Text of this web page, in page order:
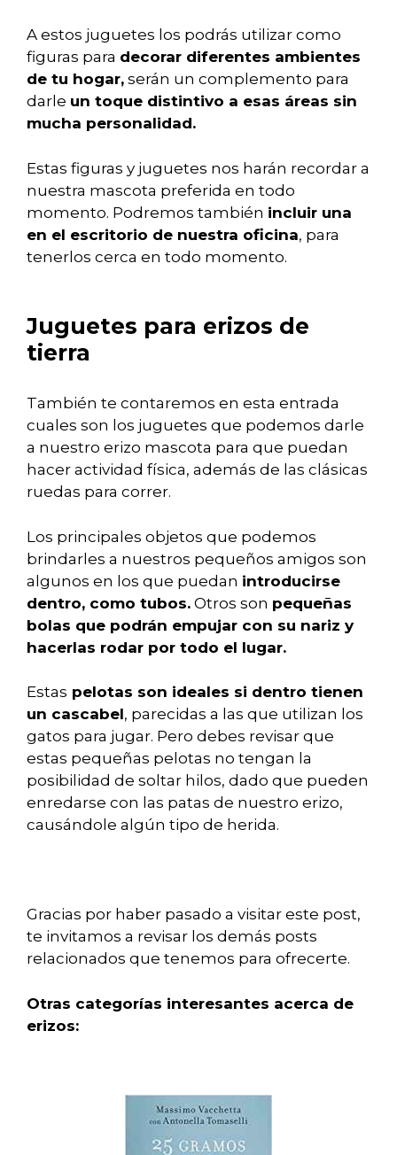
A estos juguetes los podrás utilizar como
figuras para decorar diferentes ambientes
de tu hogar, serán un complemento para
darle un toque distintivo a esas áreas sin
mucha personalidad.
Estas figuras y juguetes nos harán recordar a
nuestra mascota preferida en todo
momento. Podremos también incluir una
en el escritorio de nuestra oficina, para
tenerlos cerca en todo momento.
Juguetes para erizos de
tierra
También te contaremos en esta entrada
cuales son los juguetes que podemos darle
a nuestro erizo mascota para que puedan
hacer actividad física, además de las clásicas
ruedas para correr.
Los principales objetos que podemos
brindarles a nuestros pequeños amigos son
algunos en los que puedan introducirse
dentro, como tubos. Otros son pequeñas
bolas que podrán empujar con su nariz y
hacerlas rodar por todo el lugar.
Estas pelotas son ideales si dentro tienen
un cascabel, parecidas a las que utilizan los
gatos para jugar. Pero debes revisar que
estas pequeñas pelotas no tengan la
posibilidad de soltar hilos, dado que pueden
enredarse con las patas de nuestro erizo,
causándole algún tipo de herida.
Gracias por haber pasado a visitar este post,
te invitamos a revisar los demás posts
relacionados que tenemos para ofrecerte.
Otras categorías interesantes acerca de
erizos: